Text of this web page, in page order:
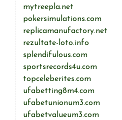
mytreepla.net
pokersimulations.com
replicamanufactory.net
rezultate-loto.info
splendifulous.com
sportsrecords4u.com
topceleberites.com
ufabetting8m4.com
ufabetunionum3.com
ufabetvalueum3.com